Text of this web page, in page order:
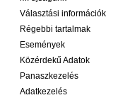
Választási információk
Régebbi tartalmak
Események
Közérdekű Adatok
Panaszkezelés
Adatkezelés